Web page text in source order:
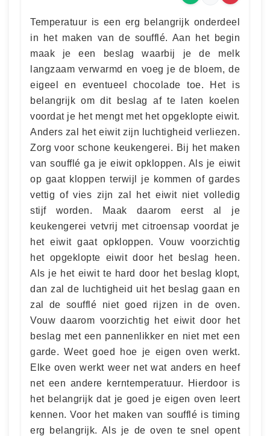
Temperatuur is een erg belangrijk onderdeel
in het maken van de soufflé. Aan het begin
maak je een beslag waarbij je de melk
langzaam verwarmd en voeg je de bloem, de
eigeel en eventueel chocolade toe. Het is
belangrijk om dit beslag af te laten koelen
voordat je het mengt met het opgeklopte eiwit.
Anders zal het eiwit zijn luchtigheid verliezen.
Zorg voor schone keukengerei. Bij het maken
van soufflé ga je eiwit opkloppen. Als je eiwit
op gaat kloppen terwijl je kommen of gardes
vettig of vies zijn zal het eiwit niet volledig
stijf worden. Maak daarom eerst al je
keukengerei vetvrij met citroensap voordat je
het eiwit gaat opkloppen. Vouw voorzichtig
het opgeklopte eiwit door het beslag heen.
Als je het eiwit te hard door het beslag klopt,
dan zal de luchtigheid uit het beslag gaan en
zal de soufflé niet goed rijzen in de oven.
Vouw daarom voorzichtig het eiwit door het
beslag met een pannenlikker en niet met een
garde. Weet goed hoe je eigen oven werkt.
Elke oven werkt weer net wat anders en heef
net een andere kerntemperatuur. Hierdoor is
het belangrijk dat je goed je eigen oven leert
kennen. Voor het maken van soufflé is timing
erg belangrijk. Als je de oven te snel opent